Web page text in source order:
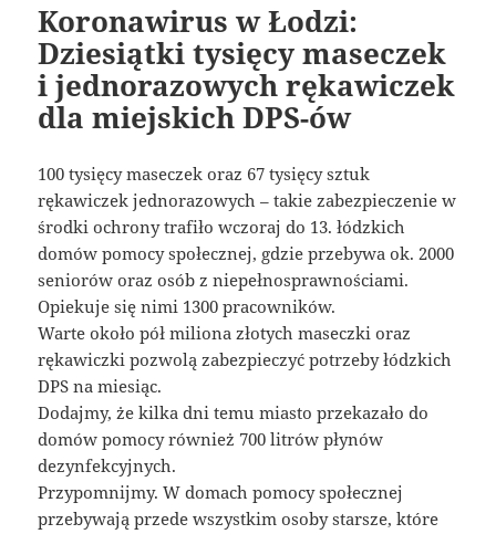
Koronawirus w Łodzi:
Dziesiątki tysięcy maseczek
i jednorazowych rękawiczek
dla miejskich DPS-ów
100 tysięcy maseczek oraz 67 tysięcy sztuk
rękawiczek jednorazowych – takie zabezpieczenie w
środki ochrony trafiło wczoraj do 13. łódzkich
domów pomocy społecznej, gdzie przebywa ok. 2000
seniorów oraz osób z niepełnosprawnościami.
Opiekuje się nimi 1300 pracowników.
Warte około pół miliona złotych maseczki oraz
rękawiczki pozwolą zabezpieczyć potrzeby łódzkich
DPS na miesiąc.
Dodajmy, że kilka dni temu miasto przekazało do
domów pomocy również 700 litrów płynów
dezynfekcyjnych.
Przypomnijmy. W domach pomocy społecznej
przebywają przede wszystkim osoby starsze, które